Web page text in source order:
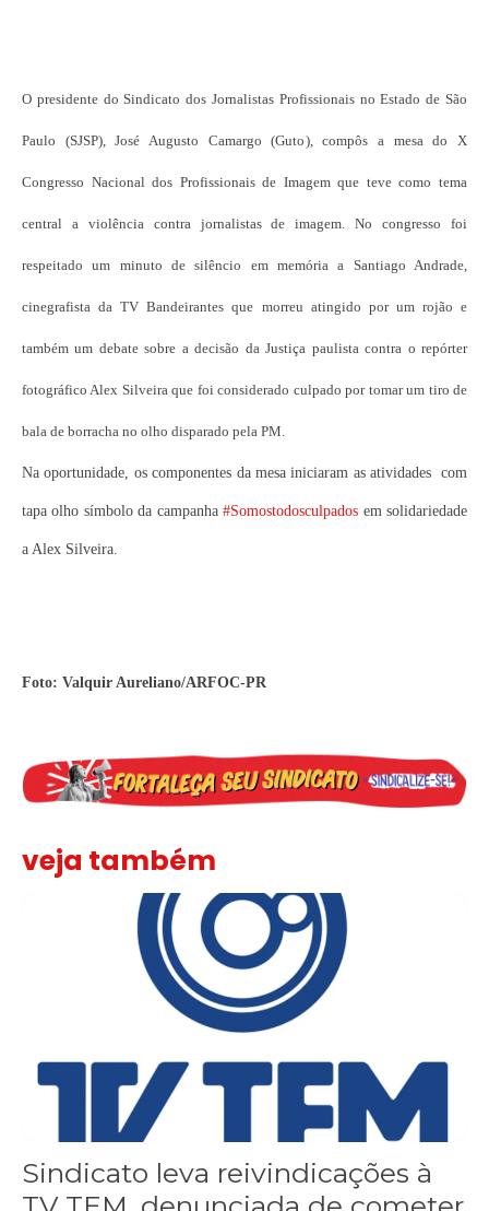
O presidente do Sindicato dos Jornalistas Profissionais no Estado de São
Paulo (SJSP), José Augusto Camargo (Guto), compôs a mesa do X
Congresso Nacional dos Profissionais de Imagem que teve como tema
central a violência contra jornalistas de imagem. No congresso foi
respeitado um minuto de silêncio em memória a Santiago Andrade,
cinegrafista da TV Bandeirantes que morreu atingido por um rojão e
também um debate sobre a decisão da Justiça paulista contra o repórter
fotográfico Alex Silveira que foi considerado culpado por tomar um tiro de
bala de borracha no olho disparado pela PM.
Na oportunidade, os componentes da mesa iniciaram as atividades com
tapa olho símbolo da campanha#Somostodosculpados em solidariedade
a Alex Silveira.
Foto: Valquir Aureliano/ARFOC-PR
veja também
Sindicato leva reivindicações à TV TEM, denunciada de cometer
Sindicato leva reivindicações à